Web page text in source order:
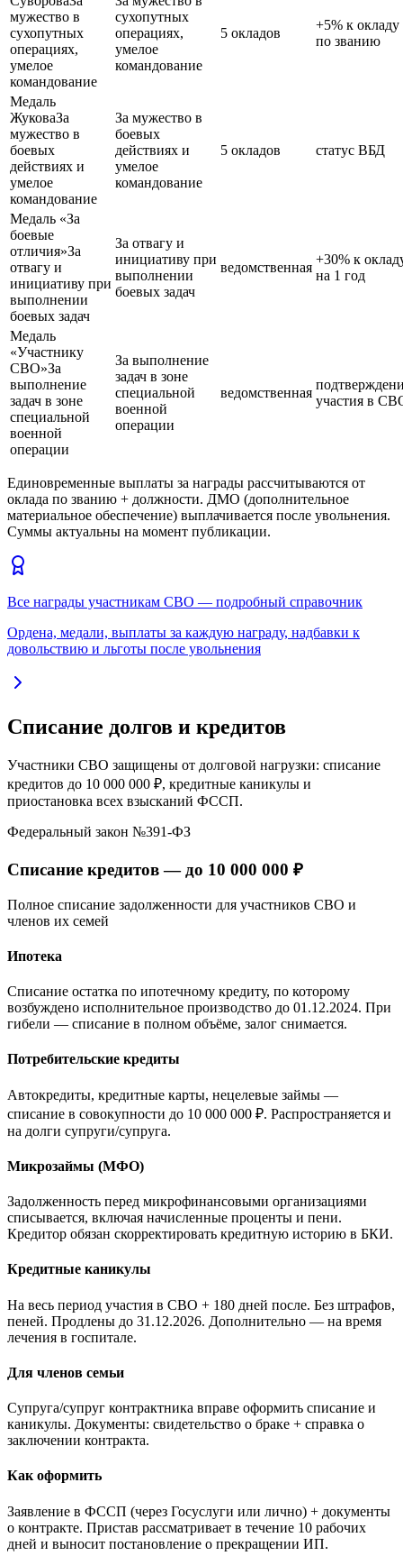
мужество в
сухопутных
операциях,
умелое
командование
сухопутных
операциях,
умелое
командование
5 окладов
+5% к окладу
по званию
Медаль
ЖуковаЗа
мужество в
боевых
действиях и
умелое
командование
За мужество в
боевых
действиях и
умелое
командование
5 окладов статус ВБД
Медаль «За
боевые
отличия»За
отвагу и
инициативу при
выполнении
боевых задач
За отвагу и
инициативу при
выполнении
боевых задач
ведомственная
+30% к
на 1 год
Медаль
«Участнику
СВО»За
выполнение
задач в зоне
специальной
военной
операции
За выполнение
задач в зоне
специальной
военной
операции
ведомственная
участия в
Единовременные выплаты за награды рассчитываются от
оклада по званию + должности. ДМО (дополнительное
материальное обеспечение) выплачивается после увольнения.
Суммы актуальны на момент публикации.
Все награды участникам СВО — подробный справочник
Ордена, медали, выплаты за каждую награду, надбавки к
довольствию и льготы после увольнения
Списание долгов и кредитов
Участники СВО защищены от долговой нагрузки: списание
кредитов до 10 000 000 ₽, кредитные каникулы и
приостановка всех взысканий ФССП.
Федеральный закон №391-ФЗ
Списание кредитов — до 10 000 000 ₽
Полное списание задолженности для участников СВО и
членов их семей
Ипотека
Списание остатка по ипотечному кредиту, по которому
возбуждено исполнительное производство до 01.12.2024. При
гибели — списание в полном объёме, залог снимается.
Потребительские кредиты
Автокредиты, кредитные карты, нецелевые займы —
списание в совокупности до 10 000 000 ₽. Распространяется и
на долги супруги/супруга.
Микрозаймы (МФО)
Задолженность перед микрофинансовыми организациями
списывается, включая начисленные проценты и пени.
Кредитор обязан скорректировать кредитную историю в БКИ.
Кредитные каникулы
На весь период участия в СВО + 180 дней после. Без штрафов,
пеней. Продлены до 31.12.2026. Дополнительно — на время
лечения в госпитале.
Для членов семьи
Супруга/супруг контрактника вправе оформить списание и
каникулы. Документы: свидетельство о браке + справка о
заключении контракта.
Как оформить
Заявление в ФССП (через Госуслуги или лично) + документы
о контракте. Пристав рассматривает в течение 10 рабочих
дней и выносит постановление о прекращении ИП.